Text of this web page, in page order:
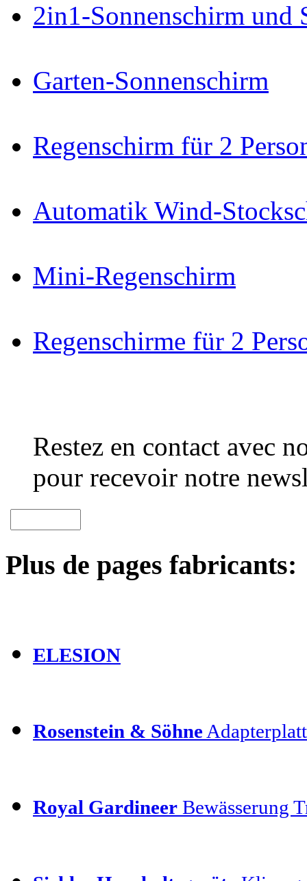
2in1-Sonnenschirm und
Garten-Sonnenschirm
Regenschirm für 2
Automatik Wind-
Mini-Regenschirm
Regenschirme für 2
Restez en contact avec
pour recevoir notre
Plus de pages fabricants:
ELESION
Rosenstein & Söhne
Royal Gardineer Bewässerung